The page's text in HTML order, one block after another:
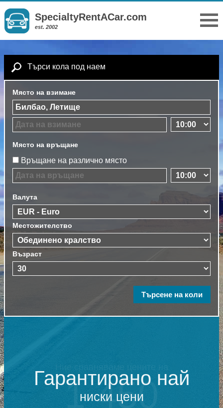
SpecialtyRentACar.com
est. 2002
Търси кола под наем
Място на взимане
Място на връщане
Връщане на различно място
Валута
Местожителство
Възраст
Гарантирано най
ниски цени